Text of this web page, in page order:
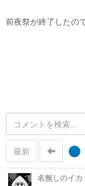
前夜祭が終了したの
最新
名無しのイカ